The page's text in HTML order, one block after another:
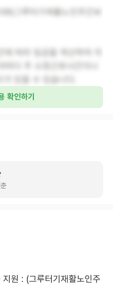
따라 임금을 계산하여 지
확인하기
원 : (그루터기재활노인주